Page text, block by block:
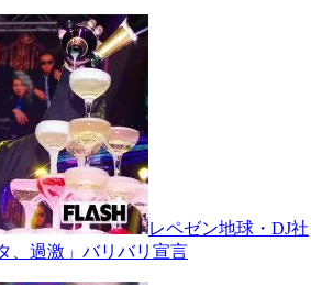
レペゼン地球・DJ社
、過激」バリバリ宣言